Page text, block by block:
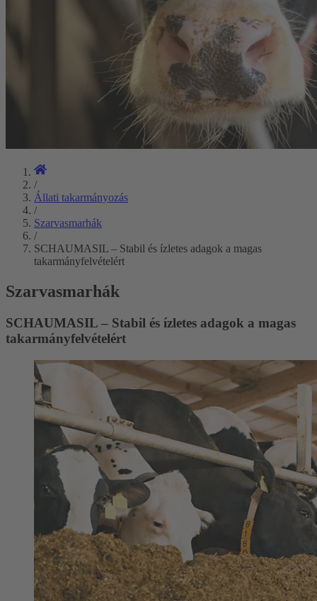
/
Állati takarmányozás
/
Szarvasmarhák
/
SCHAUMASIL – Stabil és ízletes adagok a magas
takarmányfelvételért
Szarvasmarhák
SCHAUMASIL – Stabil és ízletes adagok a magas
takarmányfelvételért